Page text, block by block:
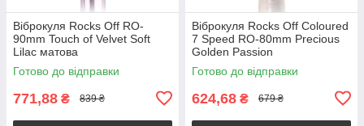
Віброкуля Rocks Off RO-
90mm Touch of Velvet Soft
Lilac матова
Готово до відправки
771,88 ₴ 839 ₴
Віброкуля Rocks Off Coloured
7 Speed ​​RO-80mm Precious
Golden Passion
Готово до відправки
624,68 ₴ 679 ₴